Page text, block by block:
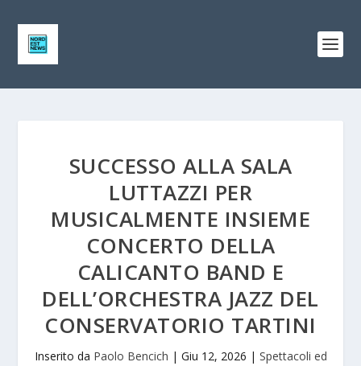
SUCCESSO ALLA SALA
LUTTAZZI PER
MUSICALMENTE INSIEME
CONCERTO DELLA
CALICANTO BAND E
DELL’ORCHESTRA JAZZ DEL
CONSERVATORIO TARTINI
Inserito da Paolo Bencich | Giu 12, 2026 | Spettacoli ed